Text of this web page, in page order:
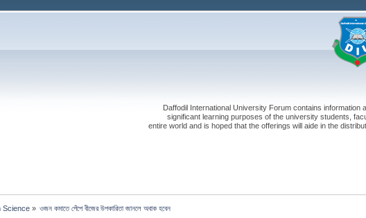
Daffodil International University Forum contains
significant learning purposes of the university students,
entire world and is hoped that the offerings will aide in the
Science » ওজন কমাতে পেঁপে বীজের উপকারিতা জানলে অবাক হবেন